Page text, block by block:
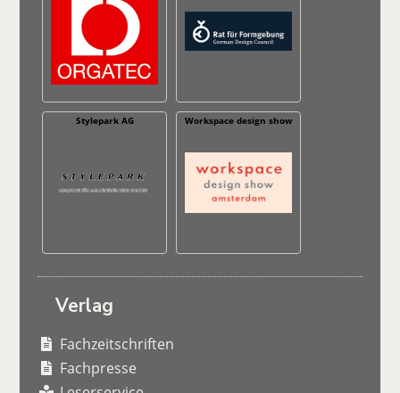
Stylepark AG Workspace design show
Verlag
Fachzeitschriften
Fachpresse